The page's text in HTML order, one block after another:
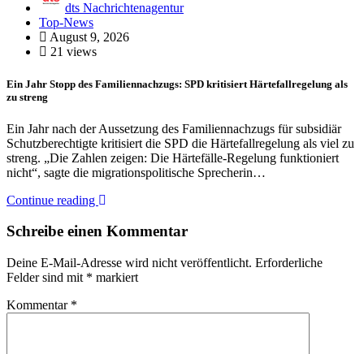
dts Nachrichtenagentur
Top-News
August 9, 2026
21 views
Ein Jahr Stopp des Familiennachzugs: SPD kritisiert Härtefallregelung als
zu streng
Ein Jahr nach der Aussetzung des Familiennachzugs für subsidiär
Schutzberechtigte kritisiert die SPD die Härtefallregelung als viel zu
streng. „Die Zahlen zeigen: Die Härtefälle-Regelung funktioniert
nicht“, sagte die migrationspolitische Sprecherin…
Continue reading
Schreibe einen Kommentar
Deine E-Mail-Adresse wird nicht veröffentlicht. Erforderliche
Felder sind mit * markiert
Kommentar *